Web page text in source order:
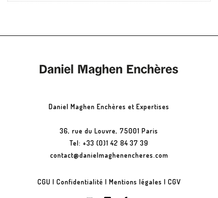
Daniel Maghen Enchères et Expertises
36, rue du Louvre, 75001 Paris
Tel: +33 (0)1 42 84 37 39
contact@danielmaghenencheres.com
CGU | Confidentialité | Mentions légales | CGV